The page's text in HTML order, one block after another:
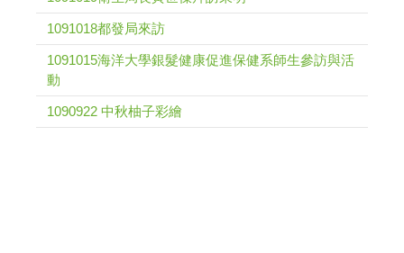
1091018都發局來訪
1091015海洋大學銀髮健康促進保健系師生參訪與活
動
1090922 中秋柚子彩繪